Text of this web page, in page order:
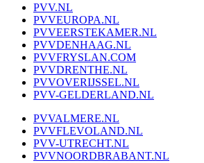
PVV.NL
PVVEUROPA.NL
PVVEERSTEKAMER.NL
PVVDENHAAG.NL
PVVFRYSLAN.COM
PVVDRENTHE.NL
PVVOVERIJSSEL.NL
PVV-GELDERLAND.NL
PVVALMERE.NL
PVVFLEVOLAND.NL
PVV-UTRECHT.NL
PVVNOORDBRABANT.NL